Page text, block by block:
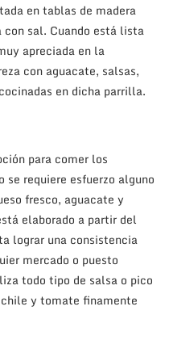
en tablas de madera
con sal. Cuando está lista
apreciada en la
con aguacate, salsas,
en dicha parrilla.
para comer los
requiere esfuerzo alguno
fresco, aguacate y
elaborado a partir del
lograr una consistencia
mercado o puesto
todo tipo de salsa o pico
y tomate finamente